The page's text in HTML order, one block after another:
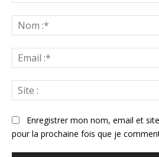
Enregistrer mon nom, email et
pour la prochaine fois que je